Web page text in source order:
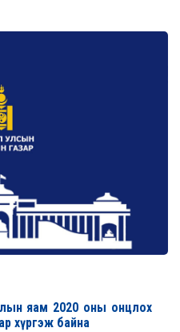
яам 2020 оны онцлох
хүргэж байна